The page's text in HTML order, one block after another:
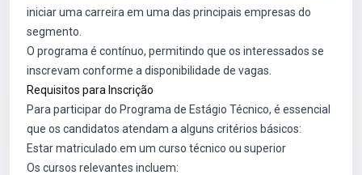
iniciar uma carreira em uma das principais empresas do
segmento.
O programa é contínuo, permitindo que os interessados se
inscrevam conforme a disponibilidade de vagas.
Requisitos para Inscrição
Para participar do Programa de Estágio Técnico, é essencial
que os candidatos atendam a alguns critérios básicos:
Estar matriculado em um curso técnico ou superior
Os cursos relevantes incluem: